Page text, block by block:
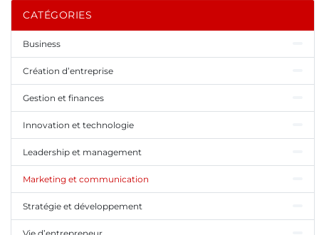
CATÉGORIES
Business
Création d’entreprise
Gestion et finances
Innovation et technologie
Leadership et management
Marketing et communication
Stratégie et développement